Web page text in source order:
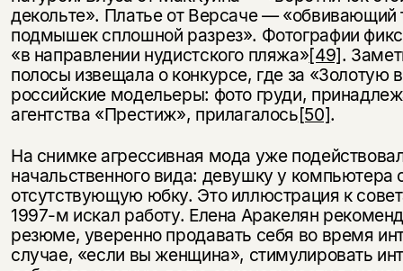
декольте». Платье от Версаче — «обвивающий
подмышек сплошной разрез». Фотографии
«в направлении нудистского пляжа»[49].
полосы извещала о конкурсе, где за «Золотую
российские модельеры: фото груди,
агентства «Престиж», прилагалось[50].
На снимке агрессивная мода уже
начальственного вида: девушку у компьютера
отсутствующую юбку. Это иллюстрация к
1997-м искал работу. Елена Аракелян
резюме, уверенно продавать себя во время
случае, «если вы женщина», стимулировать